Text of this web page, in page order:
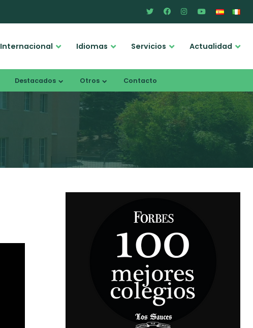
Internacional Idiomas Servicios Actualidad
Destacados Otros Contacto